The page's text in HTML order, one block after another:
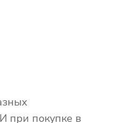
при покупке в